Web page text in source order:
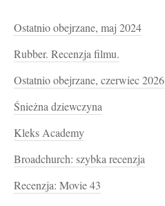
Ostatnio obejrzane, maj 2024
Rubber. Recenzja filmu.
Ostatnio obejrzane, czerwiec 2026
Śnieżna dziewczyna
Kleks Academy
Broadchurch: szybka recenzja
Recenzja: Movie 43